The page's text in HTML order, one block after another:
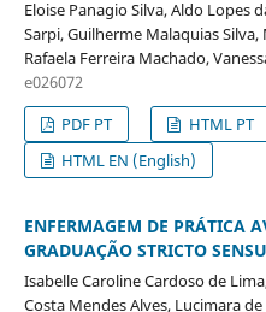
Eloise Panagio Silva, Aldo Lopes
Sarpi, Guilherme Malaquias
Rafaela Ferreira Machado,
e026072
PDF PT
HTML PT
HTML EN (English)
ENFERMAGEM DE PRÁTICA
GRADUAÇÃO STRICTO
Isabelle Caroline Cardoso de
Costa Mendes Alves, Lucimara